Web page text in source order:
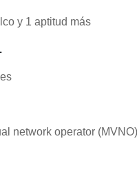
y 1 aptitud más
network operator